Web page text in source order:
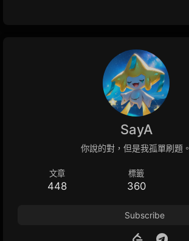
SayA
你說的對，但是我孤單刷題。
文章
448
標籤
360
Subscribe